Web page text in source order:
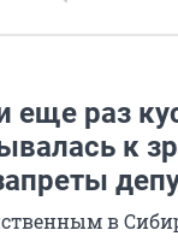
еще раз
к
в